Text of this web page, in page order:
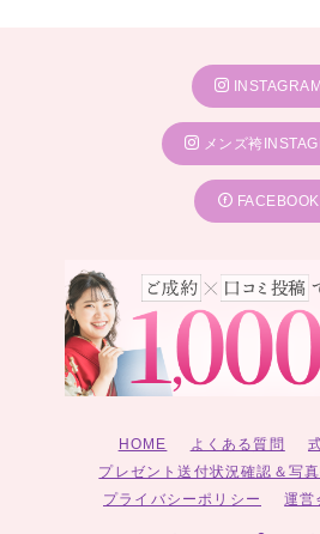
INSTAGRAM
メンズ袴
FACEBOOK
HOME よくある質問
プレゼント送付状況確認＆写
プライバシーポリシー
運営